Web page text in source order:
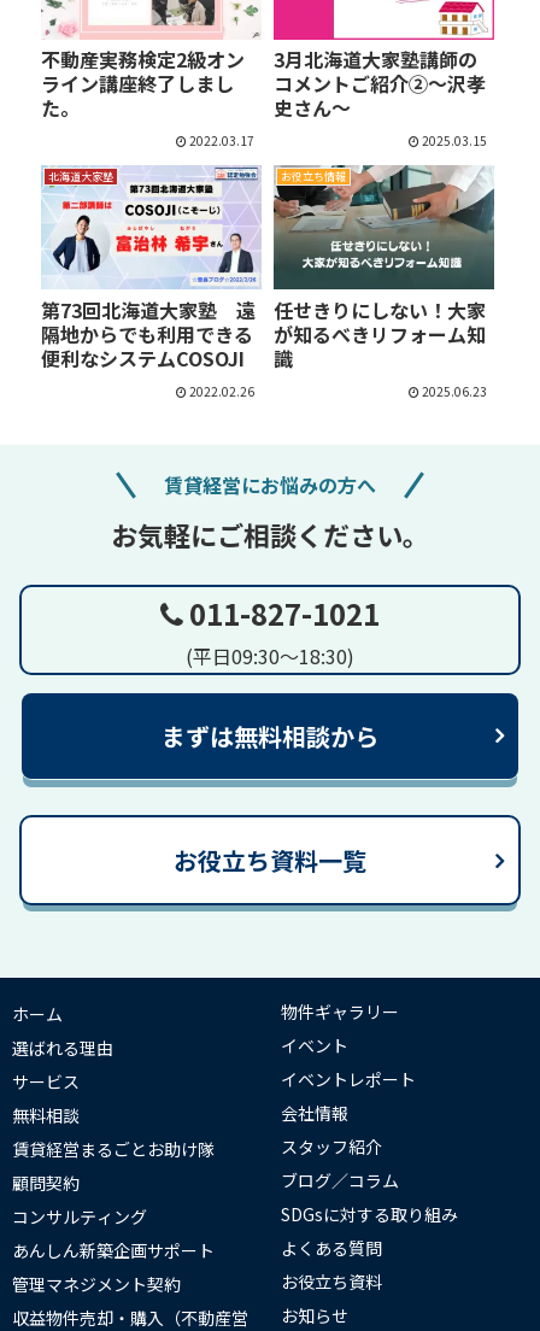
不動産実務検定2級オン
ライン講座終了しまし
た。
2022.03.17
3月北海道大家塾講師の
コメントご紹介②～沢孝
史さん～
2025.03.15
北海道大家塾
第73回北海道大家塾 遠
隔地からでも利用できる
便利なシステムCOSOJI
2022.02.26
お役立ち情報
任せきりにしない！大家
が知るべきリフォーム知
識
2025.06.23
賃貸経営にお悩みの方へ
お気軽にご相談ください。
011-827-1021
(平日09:30～18:30)
まずは無料相談から
お役立ち資料一覧
ホーム
選ばれる理由
サービス
無料相談
賃貸経営まるごとお助け隊
顧問契約
コンサルティング
あんしん新築企画サポート
管理マネジメント契約
収益物件売却・購入（不動産営
物件ギャラリー
イベント
イベントレポート
会社情報
スタッフ紹介
ブログ／コラム
SDGsに対する取り組み
よくある質問
お役立ち資料
お知らせ